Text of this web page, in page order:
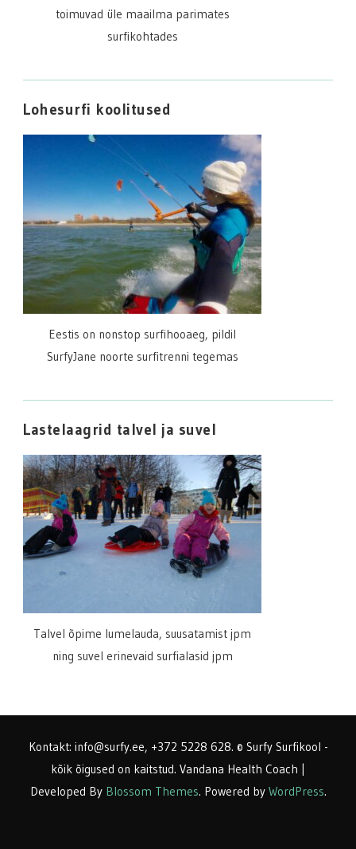
toimuvad üle maailma parimates
surfikohtades
Lohesurfi koolitused
Eestis on nonstop surfihooaeg, pildil
SurfyJane noorte surfitrenni tegemas
Lastelaagrid talvel ja suvel
Talvel õpime lumelauda, suusatamist jpm
ning suvel erinevaid surfialasid jpm
Kontakt: info@surfy.ee, +372 5228 628. © Surfy Surfikool -
kõik õigused on kaitstud. Vandana Health Coach |
Developed By Blossom Themes. Powered by WordPress.